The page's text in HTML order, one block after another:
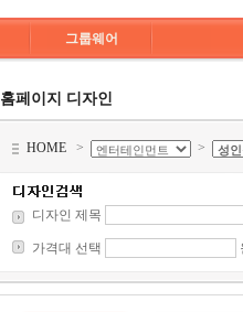
그룹웨어
홈페이지 디자인
HOME > >
디자인 제목
가격대 선택